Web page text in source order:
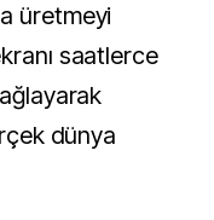
üretmeyi
saatlerce
dünya